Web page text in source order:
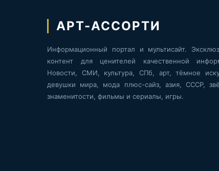
АРТ-АССОРТИ
Информационный портал и мультисайт.
контент для ценителей качественной
Новости, СМИ, культура, СПб, арт, тёмное
девушки мира, мода плюс-сайз, азия, СССР,
знаменитости, фильмы и сериалы, игры.